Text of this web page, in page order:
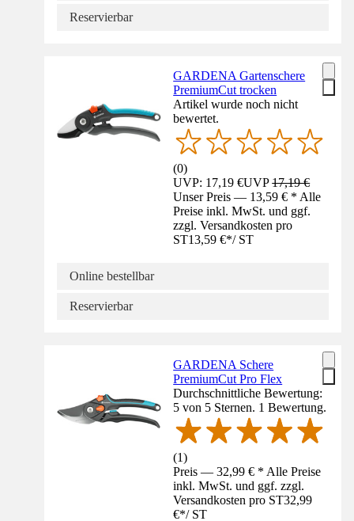
Reservierbar
GARDENA Gartenschere
PremiumCut trocken
Artikel wurde noch nicht
bewertet.
(0)
UVP: 17,19 €UVP17,19 €
Unser Preis — 13,59 € * Alle
Preise inkl. MwSt. und ggf.
zzgl. Versandkosten pro
ST13,59 €*/ ST
Online bestellbar
Reservierbar
GARDENA Schere
PremiumCut Pro Flex
Durchschnittliche Bewertung:
5 von 5 Sternen. 1 Bewertung.
(1)
Preis — 32,99 € * Alle Preise
inkl. MwSt. und ggf. zzgl.
Versandkosten pro ST32,99
€*/ ST